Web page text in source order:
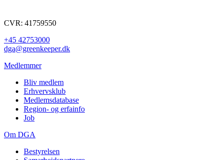
CVR: 41759550
+45 42753000
dga@greenkeeper.dk
Medlemmer
Bliv medlem
Erhvervsklub
Medlemsdatabase
Region- og erfainfo
Job
Om DGA
Bestyrelsen